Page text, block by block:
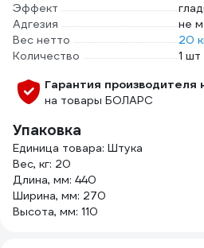
Эффект
Адгезия
не
Вес нетто
20
Количество
1 шт
Гарантия производителя
на товары БОЛАРС
Упаковка
Единица товара: Штука
Вес, кг: 20
Длина, мм: 440
Ширина, мм: 270
Высота, мм: 110